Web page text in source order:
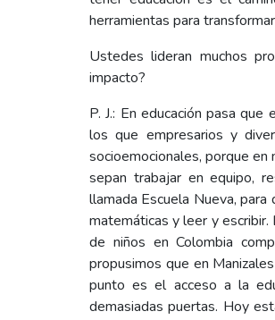
herramientas para
Ustedes lideran muchos
impacto?
P. J.: En educación pasa
los que empresarios y
socioemocionales, porque
sepan trabajar en equipo,
llamada Escuela Nueva,
matemáticas y leer y
de niños en Colombia
propusimos que en
punto es el acceso a la
demasiadas puertas. Hoy